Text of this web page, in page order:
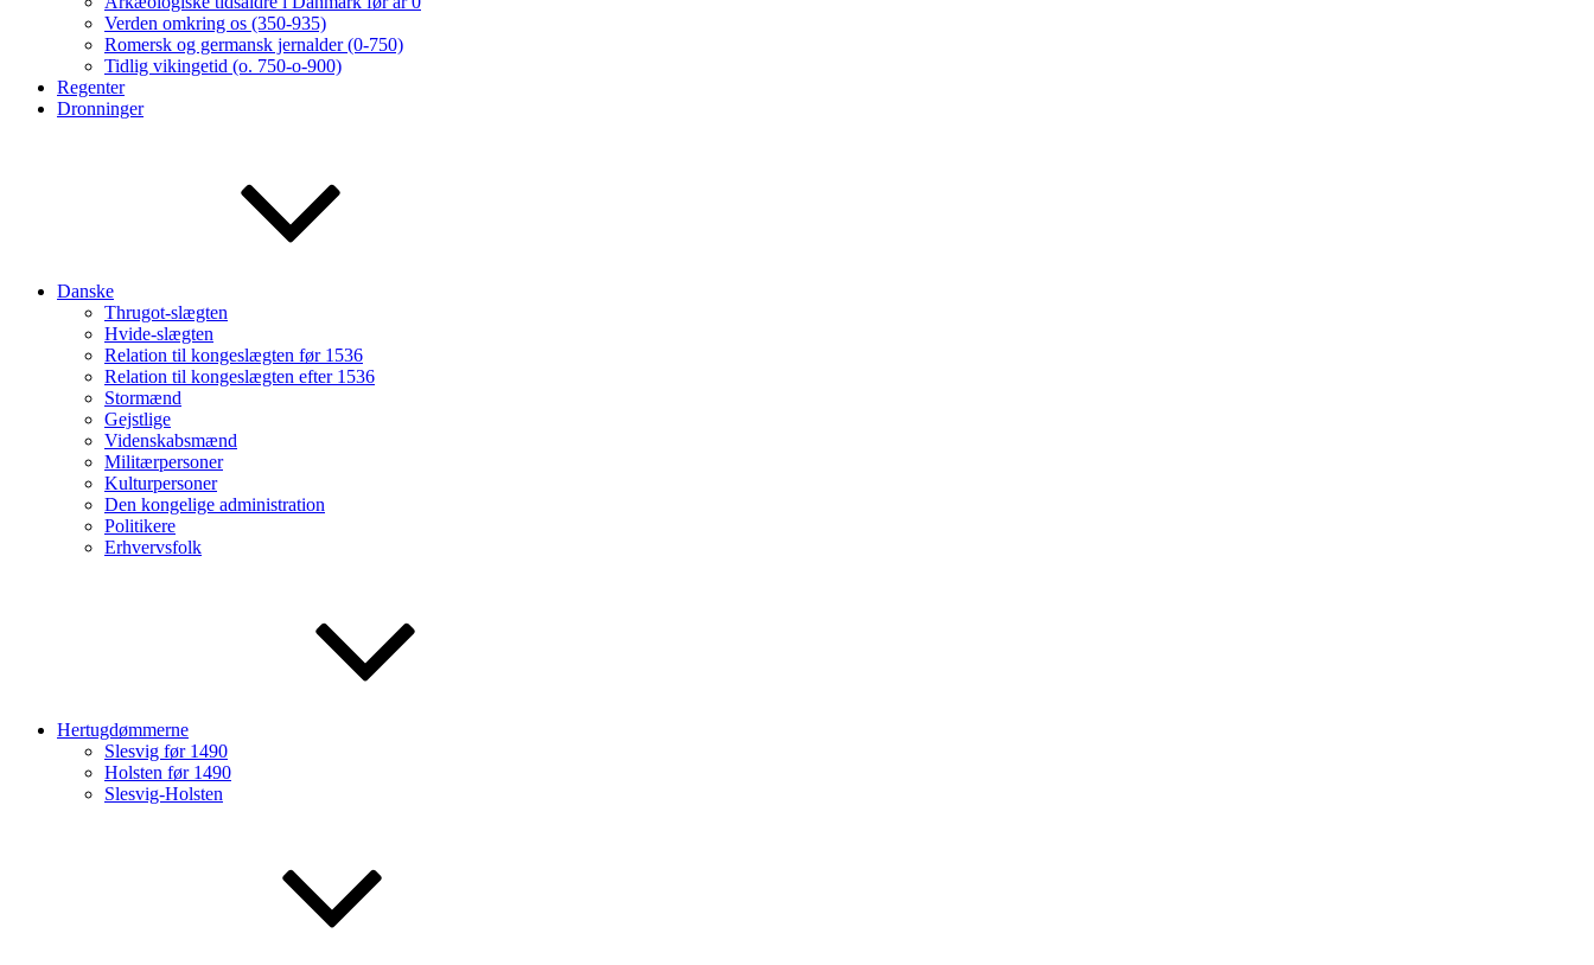
Verden omkring os (350-935)
Romersk og germansk jernalder (0-750)
Tidlig vikingetid (o. 750-o-900)
Regenter
Dronninger
Danske
Thrugot-slægten
Hvide-slægten
Relation til kongeslægten før 1536
Relation til kongeslægten efter 1536
Stormænd
Gejstlige
Videnskabsmænd
Militærpersoner
Kulturpersoner
Den kongelige administration
Politikere
Erhvervsfolk
Hertugdømmerne
Slesvig før 1490
Holsten før 1490
Slesvig-Holsten